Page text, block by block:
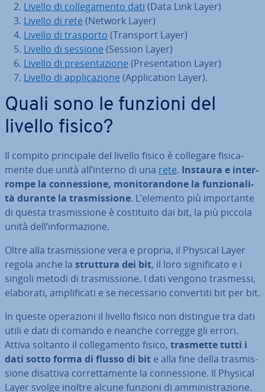
Livello di col­le­ga­men­to dati (Data Link Layer)
Livello di rete (Network Layer)
Livello di trasporto (Transport Layer)
Livello di sessione (Session Layer)
Livello di pre­sen­ta­zio­ne (Pre­sen­ta­tion Layer)
Livello di ap­pli­ca­zio­ne (Ap­pli­ca­tion Layer).
Quali sono le funzioni del
livello fisico?
Il compito prin­ci­pa­le del livello fisico è collegare fi­si­ca­
men­te due unità all’interno di una rete. Instaura e in­ter­
rom­pe la con­nes­sio­ne, mo­ni­to­ran­do­ne la fun­zio­na­li­
tà durante la tra­smis­sio­ne. L’elemento più im­por­tan­te
di questa tra­smis­sio­ne è co­sti­tui­to dai bit, la più piccola
unità dell’in­for­ma­zio­ne.
Oltre alla tra­smis­sio­ne vera e propria, il Physical Layer
regola anche la struttura dei bit, il loro si­gni­fi­ca­to e i
singoli metodi di tra­smis­sio­ne. I dati vengono trasmessi,
elaborati, am­pli­fi­ca­ti e se ne­ces­sa­rio con­ver­ti­ti bit per bit.
In queste ope­ra­zio­ni il livello fisico non distingue tra dati
utili e dati di comando e neanche corregge gli errori.
Attiva soltanto il col­le­ga­men­to fisico, trasmette tutti i
dati sotto forma di flusso di bit e alla fine della tra­smis­
sio­ne disattiva cor­ret­ta­men­te la con­nes­sio­ne. Il Physical
Layer svolge inoltre alcune funzioni di am­mi­ni­stra­zio­ne.